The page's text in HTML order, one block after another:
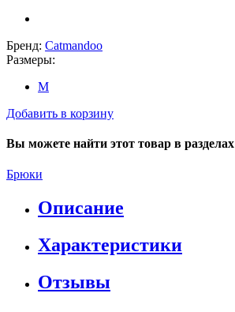
Бренд: Catmandoo
Размеры:
M
Добавить в корзину
Вы можете найти этот товар в разделах
Брюки
Описание
Характеристики
Отзывы